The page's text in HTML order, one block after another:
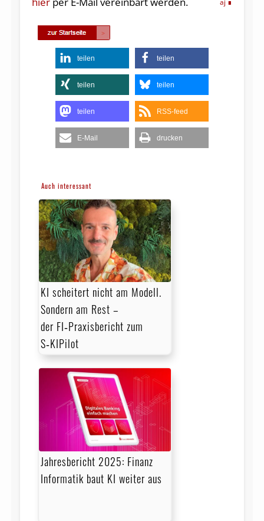
aj
teilen teilen
teilen teilen
teilen RSS-feed
E-Mail drucken
Auch interessant
KI scheitert nicht am Modell.
Sondern am Rest –
der FI‑Praxisbericht zum
S‑KIPilot
Jahresbericht 2025: Finanz
Informatik baut KI weiter aus